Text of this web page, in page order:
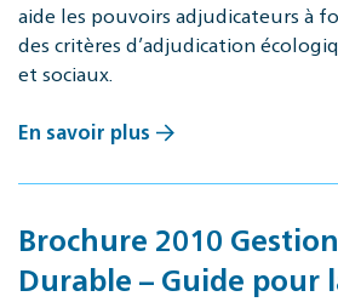
aide les pouvoirs adjudicateurs à
des critères d’adjudication
et sociaux.
En savoir plus
Brochure 2010
Durable – Guide pour